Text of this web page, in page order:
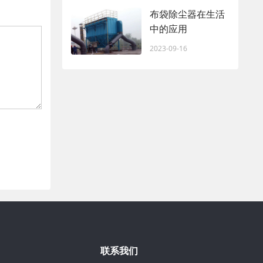
布袋除尘器在生活
中的应用
2023-09-16
联系我们